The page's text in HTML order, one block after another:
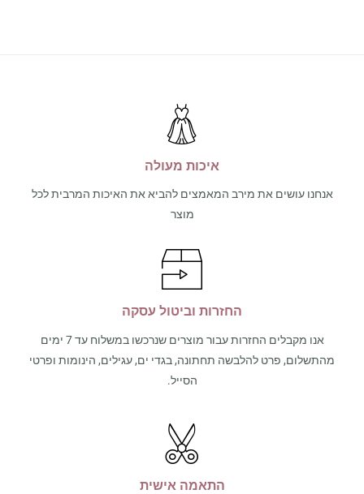
איכות מעולה
אנחנו עושים את מירב המאמצים להביא את האיכות המרבית לכל
מוצר
החזרות וביטול עסקה
אנו מקבלים החזרות עבור מוצרים שנרכשו במשלוח עד 7 ימים
מהתשלום, פרט להלבשה תחתונה, בגדי ים, עגילים, הינומות ופרטי
הסייל.
התאמה אישית